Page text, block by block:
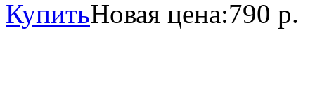
КупитьНовая цена:790 р.